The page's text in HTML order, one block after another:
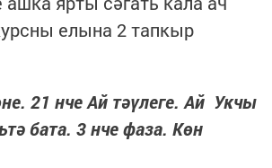
елына 2 тапкыр
21 нче Ай тәүлеге. Ай Укчы
бата. 3 нче фаза. Көн